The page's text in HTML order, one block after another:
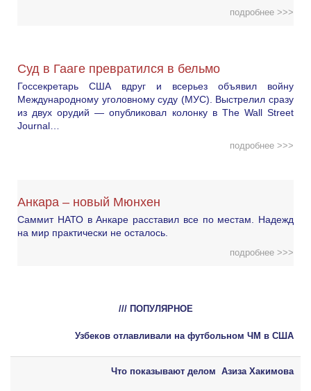
подробнее >>>
Суд в Гааге превратился в бельмо
Госсекретарь США вдруг и всерьез объявил войну
Международному уголовному суду (МУС). Выстрелил сразу
из двух орудий — опубликовал колонку в The Wall Street
Journal…
подробнее >>>
Анкара – новый Мюнхен
Саммит НАТО в Анкаре расставил все по местам. Надежд
на мир практически не осталось.
подробнее >>>
/// ПОПУЛЯРНОЕ
Узбеков отлавливали на футбольном ЧМ в США
Что показывают делом Азиза Хакимова